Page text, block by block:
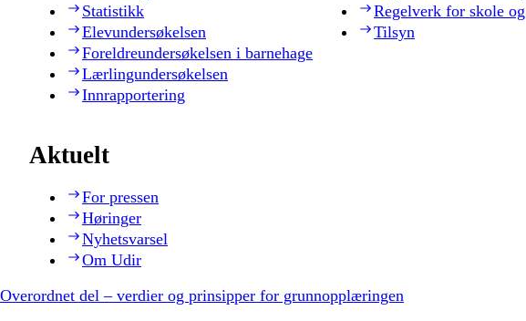
Statistikk
Elevundersøkelsen
Foreldreundersøkelsen i barnehage
Lærlingundersøkelsen
Innrapportering
Regelverk for skole
Tilsyn
Aktuelt
For pressen
Høringer
Nyhetsvarsel
Om Udir
Overordnet del – verdier og prinsipper for grunnopplæringen